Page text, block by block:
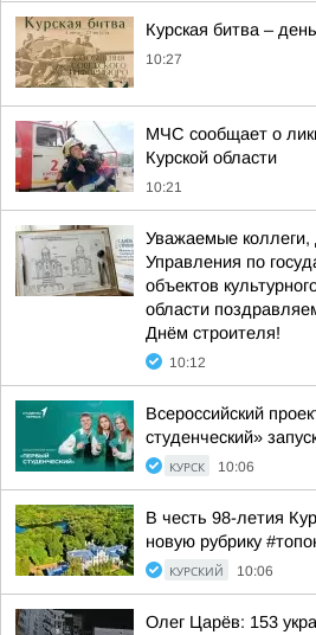
Курская битва –
10:27
МЧС сообщает о
Курской области
10:21
Уважаемые
Управления по
объектов
области
Днём строителя!
10:12
Всероссийский
студенческий»
КУРСК 10:06
В честь 98-летия
новую рубрику
КУРСКИЙ 10:06
Олег Царёв: 153